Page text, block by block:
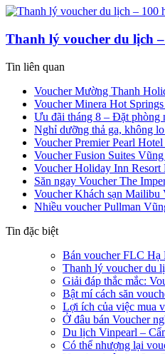
Thanh lý voucher du lịch
Tin liên quan
Voucher Mường Thanh
Voucher Minera Hot
Ưu đãi tháng 8 – Đặt phòng
Nghỉ dưỡng thả ga, không
Voucher Premier Pearl
Voucher Fusion Suites
Voucher Holiday Inn Resort
Săn ngay Voucher The
Voucher Khách sạn Mailibu
Nhiều voucher Pullman
Tin đặc biệt
Bán voucher FLC Hạ
Thanh lý voucher du
Giải đáp thắc mắc:
Bật mí cách săn
Lợi ích của việc mua
Ở đâu bán Voucher
Du lịch Vinpearl –
Có thể nhượng lại